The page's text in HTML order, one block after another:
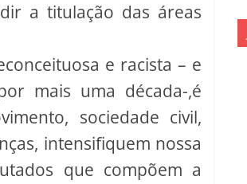
a titulação das áreas
e racista – e
mais uma década-,é
sociedade civil,
intensifiquem nossa
que compõem a